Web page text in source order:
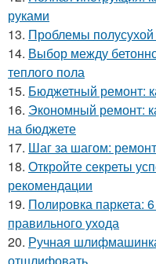
руками
13. Проблемы
14. Выбор между
теплого пола
15. Бюджетный ремонт:
16. Экономный ремонт:
на бюджете
17. Шаг за шагом:
18. Откройте секреты
рекомендации
19. Полировка паркета:
правильного ухода
20. Ручная